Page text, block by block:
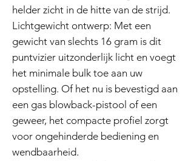
helder zicht in de hitte van de strijd.
Lichtgewicht ontwerp: Met een
gewicht van slechts 16 gram is dit
puntvizier uitzonderlijk licht en voegt
het minimale bulk toe aan uw
opstelling. Of het nu is bevestigd aan
een gas blowback-pistool of een
geweer, het compacte profiel zorgt
voor ongehinderde bediening en
wendbaarheid.